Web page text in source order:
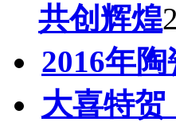
共创辉煌
2016年
大喜特贺